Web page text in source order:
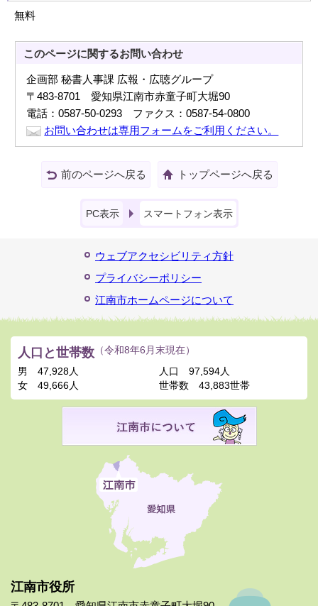
無料
このページに関するお問い合わせ
企画部 秘書人事課 広報・広聴グループ
〒483-8701 愛知県江南市赤童子町大堀90
電話：0587-50-0293 ファクス：0587-54-0800
お問い合わせは専用フォームをご利用ください。
前のページへ戻る トップページへ戻る
PC表示 スマートフォン表示
ウェブアクセシビリティ方針
プライバシーポリシー
江南市ホームページについて
江南市役所
人口と世帯数 （令和8年6月末現在）
男
47,928人
女
49,666人
人口
97,594人
世帯数
43,883世帯